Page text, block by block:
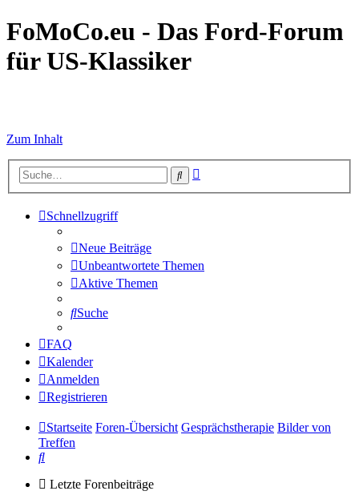
FoMoCo.eu - Das Ford-Forum
für US-Klassiker
Zum Inhalt
Suche
Schnellzugriff
Neue Beiträge
Unbeantwortete Themen
Aktive Themen
Suche
FAQ
Kalender
Anmelden
Registrieren
Startseite Foren-Übersicht Gesprächstherapie Bilder von
Treffen
Suche
Letzte Forenbeiträge